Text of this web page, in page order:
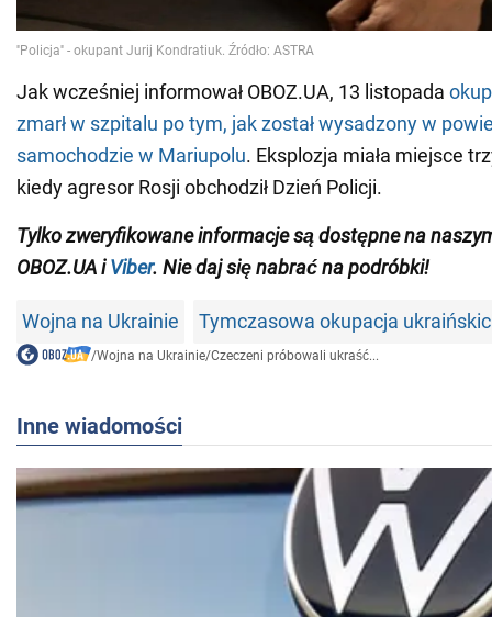
Jak wcześniej informował OBOZ.UA, 13 listopada
zmarł w szpitalu po tym, jak został wysadzony w
samochodzie w Mariupolu. Eksplozja miała miejsce
kiedy agresor Rosji obchodził Dzień Policji.
Tylko zweryfikowane informacje są dostępne na
OBOZ.UA iViber. Nie daj się nabrać na podróbki!
Wojna na Ukrainie Tymczasowa okupacja
/Wojna na Ukrainie/Czeczeni próbowali ukraść...
Inne wiadomości